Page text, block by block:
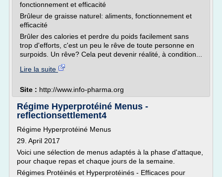
fonctionnement et efficacité
Brûleur de graisse naturel: aliments, fonctionnement et
efficacité
Brûler des calories et perdre du poids facilement sans
trop d'efforts, c'est un peu le rêve de toute personne en
surpoids. Un rêve? Cela peut devenir réalité, à condition...
Lire la suite
Site : http://www.info-pharma.org
Régime Hyperprotéiné Menus -
reflectionsettlement4
Régime Hyperprotéiné Menus
29. April 2017
Voici une sélection de menus adaptés à la phase d'attaque,
pour chaque repas et chaque jours de la semaine.
Régimes Protéinés et Hyperprotéinés - Efficaces pour